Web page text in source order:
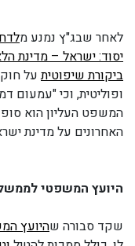
לאחר שבג"ץ נמנע מ
יסוד: ישראל – מדינת
ביקורת שיפוטיתעל חוק
ופוליטית, וכי "עמעום
המשפט העליון הוא
האחרונים על מדינת
היועץ המשפטי
שקד סבורה שהיועץ